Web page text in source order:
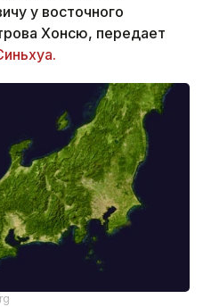
у восточного
Хонсю, передает